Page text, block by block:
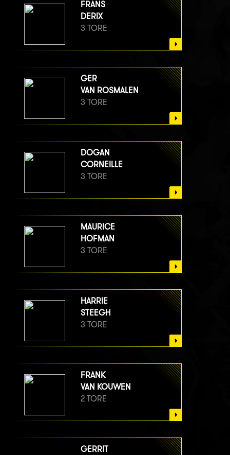
FRANS
DERIX
3 TORE
GER
VAN ROSMALEN
3 TORE
DOGAN
CORNEILLE
3 TORE
MAURICE
HOFMAN
3 TORE
HARRIE
STEEGH
3 TORE
FRANK
VAN KOUWEN
2 TORE
GERRIT